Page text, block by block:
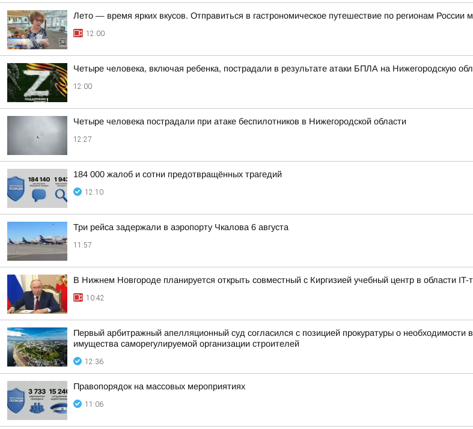
Лето — время ярких вкусов. Отправиться в гастрономическое путешествие по регионам
12:00
Четыре человека, включая ребенка, пострадали в результате атаки БПЛА на Нижегородскую
12:00
Четыре человека пострадали при атаке беспилотников в Нижегородской области
12:27
184 000 жалоб и сотни предотвращённых трагедий
12:10
Три рейса задержали в аэропорту Чкалова 6 августа
11:57
В Нижнем Новгороде планируется открыть совместный с Киргизией учебный центр в области IT-
10:42
Первый арбитражный апелляционный суд согласился с позицией прокуратуры о
имущества саморегулируемой организации строителей
12:36
Правопорядок на массовых мероприятиях
11:06